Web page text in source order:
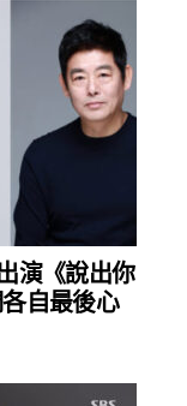
演《說出你
自最後心